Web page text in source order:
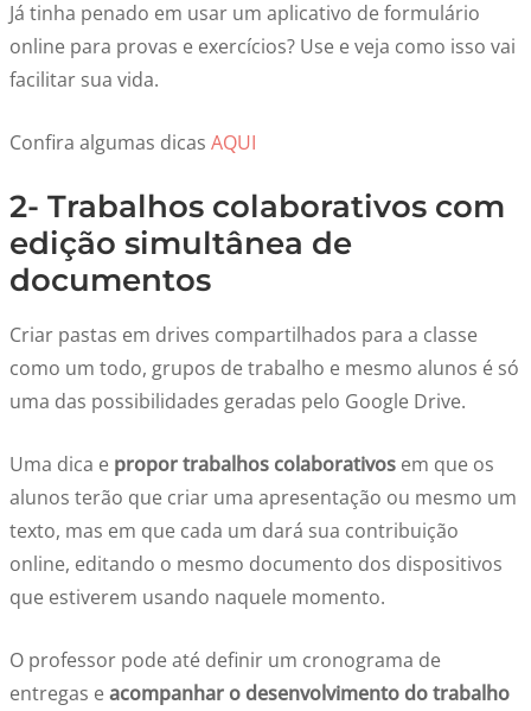
Já tinha penado em usar um aplicativo de formulário
online para provas e exercícios? Use e veja como isso vai
facilitar sua vida.
Confira algumas dicas AQUI
2- Trabalhos colaborativos com
edição simultânea de
documentos
Criar pastas em drives compartilhados para a classe
como um todo, grupos de trabalho e mesmo alunos é só
uma das possibilidades geradas pelo Google Drive.
Uma dica e propor trabalhos colaborativos em que os
alunos terão que criar uma apresentação ou mesmo um
texto, mas em que cada um dará sua contribuição
online, editando o mesmo documento dos dispositivos
que estiverem usando naquele momento.
O professor pode até definir um cronograma de
entregas eacompanhar o desenvolvimento do trabalho